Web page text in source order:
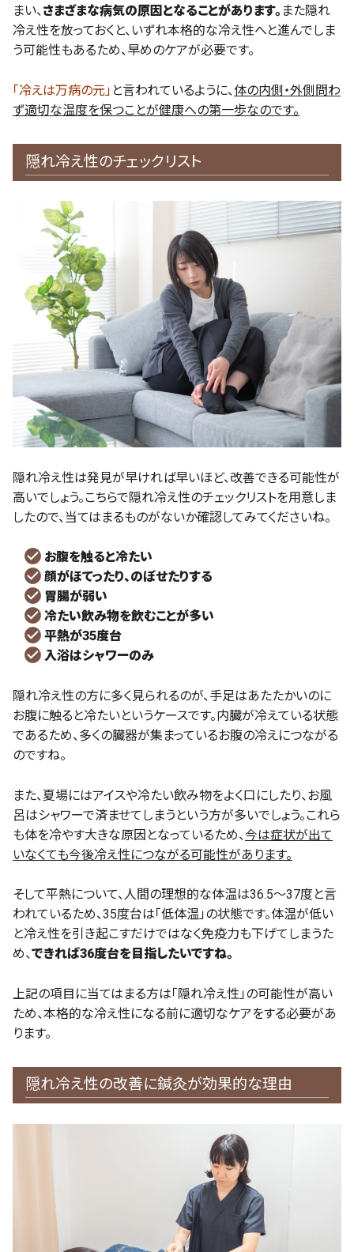
まい、さまざまな病気の原因となることがあります。 また隠れ
冷え性を放っておくと、いずれ本格的な冷え性へと進んでしま
う可能性もあるため、早めのケアが必要です。
「冷えは万病の元」 と言われているように、体の内側・外側問わ
ず適切な温度を保つことが健康への第一歩なのです。
隠れ冷え性のチェックリスト
隠れ冷え性は発見が早ければ早いほど、改善できる可能性が
高いでしょう。こちらで隠れ冷え性のチェックリストを用意しま
したので、当てはまるものがないか確認してみてくださいね。
お腹を触ると冷たい
顔がほてったり、のぼせたりする
胃腸が弱い
冷たい飲み物を飲むことが多い
平熱が35度台
入浴はシャワーのみ
隠れ冷え性の方に多く見られるのが、手足はあたたかいのに
お腹に触ると冷たいというケースです。内臓が冷えている状態
であるため、多くの臓器が集まっているお腹の冷えにつながる
のですね。
また、夏場にはアイスや冷たい飲み物をよく口にしたり、お風
呂はシャワーで済ませてしまうという方が多いでしょう。これら
も体を冷やす大きな原因となっているため、今は症状が出て
いなくても今後冷え性につながる可能性があります。
そして平熱について、人間の理想的な体温は36.5～37度と言
われているため、35度台は「低体温」の状態です。体温が低い
と冷え性を引き起こすだけではなく免疫力も下げてしまうた
め、できれば36度台を目指したいですね。
上記の項目に当てはまる方は「隠れ冷え性」の可能性が高い
ため、本格的な冷え性になる前に適切なケアをする必要があ
ります。
隠れ冷え性の改善に鍼灸が効果的な理由